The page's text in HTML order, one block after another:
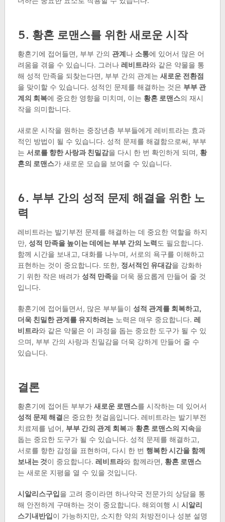
5. 황혼 로맨스를 위한 새로운 시작
황혼기에 접어들면, 부부 간의 관계나 소통에 있어서 많은 어
려움을 겪을 수 있습니다. 그러나 레비트라와 같은 약물을 통
해 성적 만족을 되찾는다면, 부부 간의 관계는 새로운 전환점
을 맞이할 수 있습니다. 성적인 문제를 해결하는 것은 부부 관
계의 회복에 중요한 영향을 미치며, 이는 황혼 로맨스의 재시
작을 의미합니다.
새로운 시작을 원하는 중장년층 부부들에게 레비트라는 효과
적인 방법이 될 수 있습니다. 성적 문제를 해결함으로써, 부부
는 서로를 향한 사랑과 친밀감을 다시 한 번 확인하게 되며, 황
혼의 로맨스가 새로운 모습을 보여줄 수 있습니다.
6. 부부 간의 성적 문제 해결을 위한 노
력
레비트라는 발기부전 문제를 해결하는 데 중요한 역할을 하지
만, 성적 만족을 높이는 데에는 부부 간의 노력도 필요합니다.
함께 시간을 보내고, 대화를 나누며, 서로의 욕구를 이해하고
표현하는 것이 중요합니다. 또한, 정서적인 유대감을 강화하
기 위한 작은 배려가 성적 만족을 더욱 풍요롭게 만들어 줄 것
입니다.
황혼기에 접어들면서, 많은 부부들이 성적 관계를 회복하고,
더욱 친밀한 관계를 유지하려는노력은 매우 중요합니다. 레
비트라와 같은 약물은 이 과정을 돕는 중요한 도구가 될 수 있
으며, 부부 간의 사랑과 친밀감을 더욱 강하게 만들어 줄 수
있습니다.
결론
황혼기에 접어든 부부가 새로운 로맨스를 시작하는 데 있어서
성적 문제 해결은 중요한 첫걸음입니다. 레비트라는 발기부전
치료제를 넘어, 부부 간의 관계 회복과 황혼 로맨스의 지속을
돕는 중요한 도구가 될 수 있습니다. 성적 문제를 해결하고,
서로를 향한 감정을 표현하며, 다시 한 번 행복한 시간을 함께
보내는 것이 중요합니다. 레비트라와 함께라면, 황혼 로맨스
는 새로운 지평을 열 수 있을 것입니다.
시알리스구입을 고려 중이라면 하나약국 전문가의 상담을 통
해 안전하게 구매하는 것이 중요합니다. 해외여행 시 시알리
스기내반입이 가능하지만, 소지한 약의 처방전이나 성분 설명